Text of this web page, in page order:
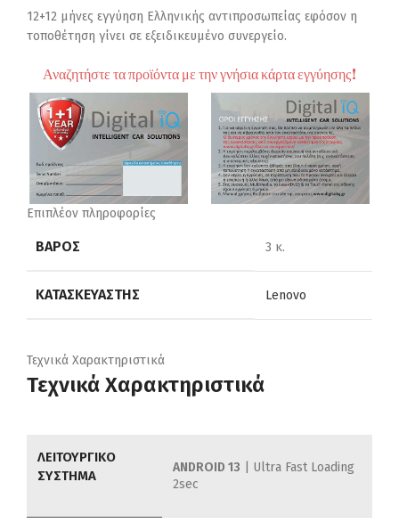
12+12 μήνες εγγύηση Ελληνικής αντιπροσωπείας εφόσον η
τοποθέτηση γίνει σε εξειδικευμένο συνεργείο.
Αναζητήστε τα προϊόντα με την γνήσια κάρτα εγγύησης!
Επιπλέον πληροφορίες
ΒΆΡΟΣ 3 κ.
ΚΑΤΑΣΚΕΥΑΣΤΉΣ Lenovo
Τεχνικά Χαρακτηριστικά
Τεχνικά Χαρακτηριστικά
ΛΕΙΤΟΥΡΓΙΚΟ
ΣΥΣΤΗΜΑ
ANDROID 13 | Ultra Fast Loading
2sec